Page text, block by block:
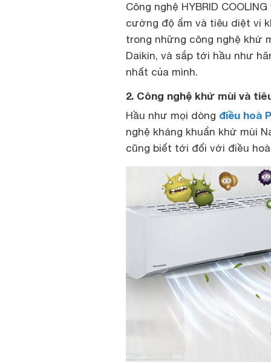
Công nghệ HYBRID
cường độ ẩm và tiêu diệt vi
trong những công nghệ khử
Daikin, và sắp tới hầu như
nhất của mình.
2. Công nghệ khử mùi và
Hầu như mọi dòng điều hoà
nghệ kháng khuẩn khử mùi
cũng biết tới đối với điều